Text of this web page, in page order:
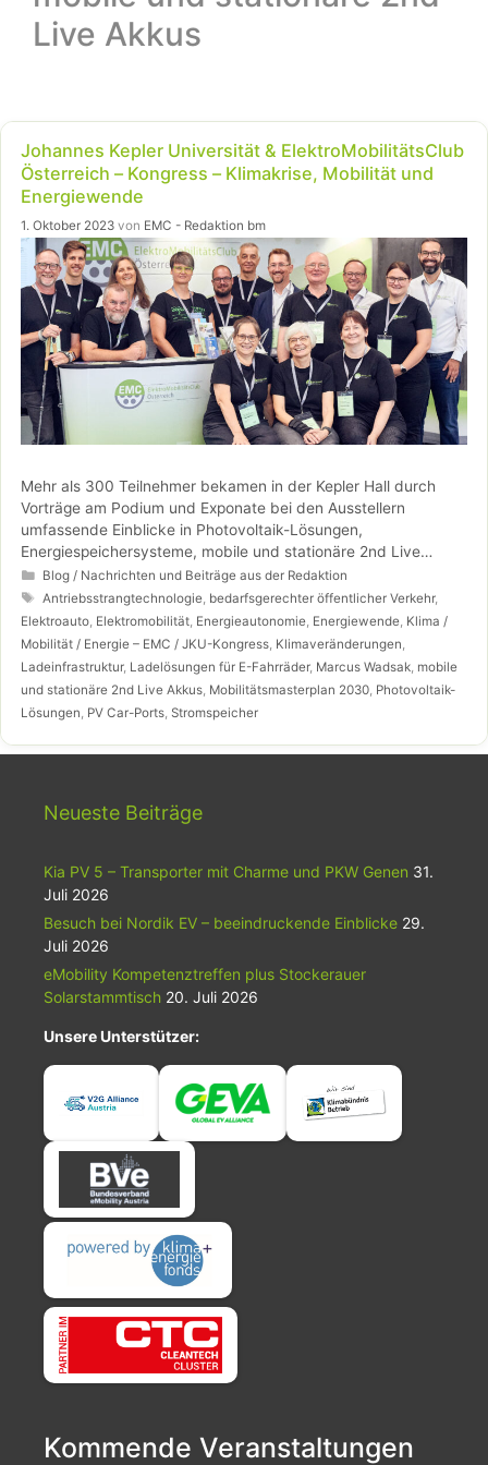
Live Akkus
Johannes Kepler Universität & ElektroMobilitätsClub
Österreich – Kongress – Klimakrise, Mobilität und
Energiewende
1. Oktober 2023 von EMC - Redaktion bm
Mehr als 300 Teilnehmer bekamen in der Kepler Hall durch
Vorträge am Podium und Exponate bei den Ausstellern
umfassende Einblicke in Photovoltaik-Lösungen,
Energiespeichersysteme, mobile und stationäre 2nd Live
Akkus, Ladelösungen für E-Fahrräder, E-PKWs, E-Busse und
andere E-Nutzfahrzeuge, PV Car-Ports, sowie technische
Innovationen für die Antriebe von E-Fahrzeugen und Schiffen.
Kategorien
Blog / Nachrichten und Beiträge aus der Redaktion
Schlagwörter
Antriebsstrangtechnologie, bedarfsgerechter öffentlicher Verkehr,
Elektroauto, Elektromobilität, Energieautonomie, Energiewende, Klima /
Mobilität / Energie – EMC / JKU-Kongress, Klimaveränderungen,
Ladeinfrastruktur, Ladelösungen für E-Fahrräder, Marcus Wadsak, mobile
und stationäre 2nd Live Akkus, Mobilitätsmasterplan 2030, Photovoltaik-
Lösungen, PV Car-Ports, Stromspeicher
Neueste Beiträge
Kia PV 5 – Transporter mit Charme und PKW Genen 31.
Juli 2026
Besuch bei Nordik EV – beeindruckende Einblicke 29.
Juli 2026
eMobility Kompetenztreffen plus Stockerauer
Solarstammtisch 20. Juli 2026
Unsere Unterstützer:
Kommende Veranstaltungen